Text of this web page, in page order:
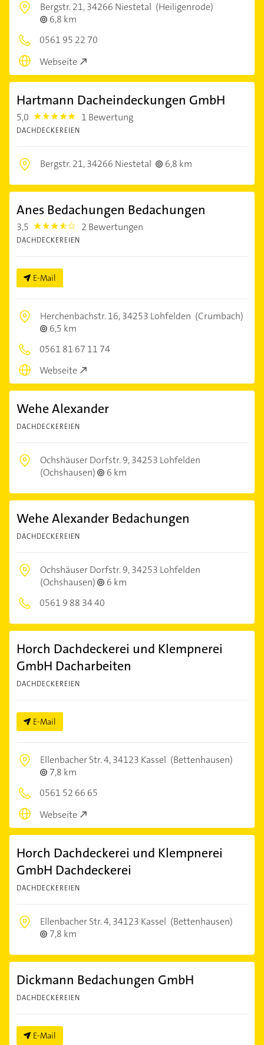
Bergstr. 21,34266 Niestetal (Heiligenrode)
6,8 km
0561 95 22 70
Webseite
Hartmann Dacheindeckungen GmbH
5,0 5.0 1 Bewertung
DACHDECKEREIEN
Bergstr. 21,34266 Niestetal 6,8 km
Anes Bedachungen Bedachungen
3,5 3.5 2 Bewertungen
DACHDECKEREIEN
E-Mail
Herchenbachstr. 16,34253 Lohfelden (Crumbach)
6,5 km
0561 81 67 11 74
Webseite
Wehe Alexander
DACHDECKEREIEN
Ochshäuser Dorfstr. 9,34253 Lohfelden
(Ochshausen)
6 km
Wehe Alexander Bedachungen
DACHDECKEREIEN
Ochshäuser Dorfstr. 9,34253 Lohfelden
(Ochshausen)
6 km
0561 9 88 34 40
Horch Dachdeckerei und Klempnerei
GmbH Dacharbeiten
DACHDECKEREIEN
E-Mail
Ellenbacher Str. 4,34123 Kassel (Bettenhausen)
7,8 km
0561 52 66 65
Webseite
Horch Dachdeckerei und Klempnerei
GmbH Dachdeckerei
DACHDECKEREIEN
Ellenbacher Str. 4,34123 Kassel (Bettenhausen)
7,8 km
Dickmann Bedachungen GmbH
DACHDECKEREIEN
E-Mail